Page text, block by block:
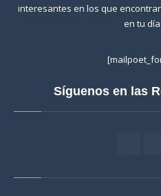
interesantes en los que
en tu
Síguenos en las